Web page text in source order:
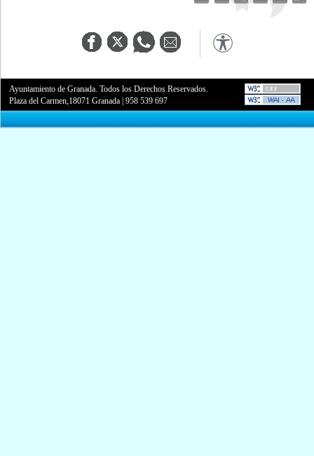
Ayuntamiento de Granada. Todos los Derechos Reservados.
Plaza del Carmen,18071 Granada |958 539 697